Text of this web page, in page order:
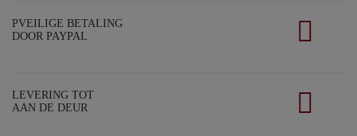
PVEILIGE BETALING
DOOR PAYPAL
LEVERING TOT
AAN DE DEUR